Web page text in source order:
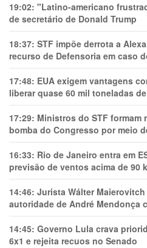
19:02: "Latino-americano
de secretário de Donald Trump
18:37: STF impõe derrota a
recurso de Defensoria em caso
17:48: EUA exigem vantagens
liberar quase 60 mil toneladas
17:29: Ministros do STF formam
bomba do Congresso por meio
16:33: Rio de Janeiro entra em
previsão de ventos acima de 90
14:46: Jurista Wálter
autoridade de André Mendonça
14:45: Governo Lula crava
6x1 e rejeita recuos no Senado